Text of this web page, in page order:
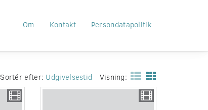
Om Kontakt Persondatapolitik
Sortér efter: Udgivelsestid Visning: